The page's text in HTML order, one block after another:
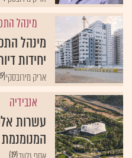
מינהל
מינהל
יחידות
{19}אריק מירובסקי
אנבידיה
עשרות
{19}אסף גלעד